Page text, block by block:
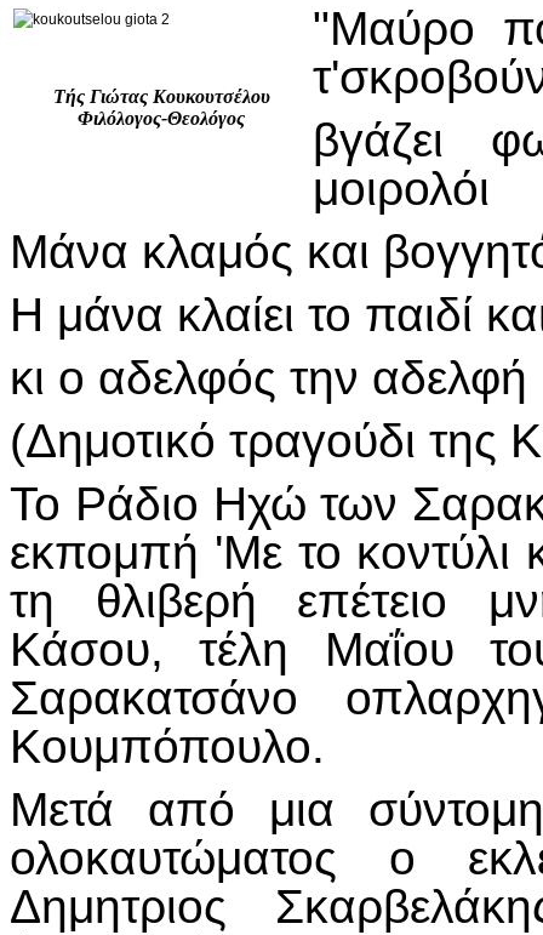
Τής Γιώτας Κουκουτσέλου
Φιλόλογος-Θεολόγος
"Μαύρο
βγάζει
μοιρολόι
Μάνα κλαμός και
Η μάνα κλαίει το παιδί
κι ο αδελφός την
(Δημοτικό τραγούδι της
Το Ράδιο Ηχώ των
εκπομπή 'Με το κοντύλι
τη θλιβερή επέτειο
Κάσου, τέλη Μαΐου
Σαρακατσάνο
Κουμπόπουλο.
Μετά από μια
ολοκαυτώματος ο
Δημητριος